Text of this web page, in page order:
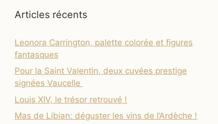
Articles récents
Leonora Carrington, palette colorée et figures
fantasques
Pour la Saint Valentin, deux cuvées prestige
signées Vaucelle
Louis XIV, le trésor retrouvé !
Mas de Libian: déguster les vins de l’Ardèche !